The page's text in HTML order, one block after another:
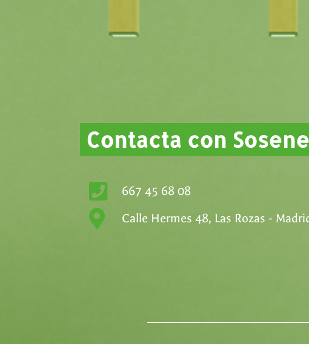
Contacta con
667 45 68 08
Calle Hermes 48, Las Rozas -